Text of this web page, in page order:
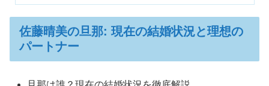
佐藤晴美の旦那: 現在の結婚状況と理想の
パートナー